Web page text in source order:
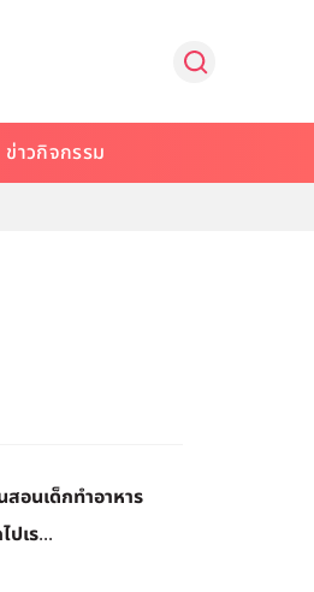
ข่าวกิจกรรม
สอนเด็กทำอาหาร
ปเร...